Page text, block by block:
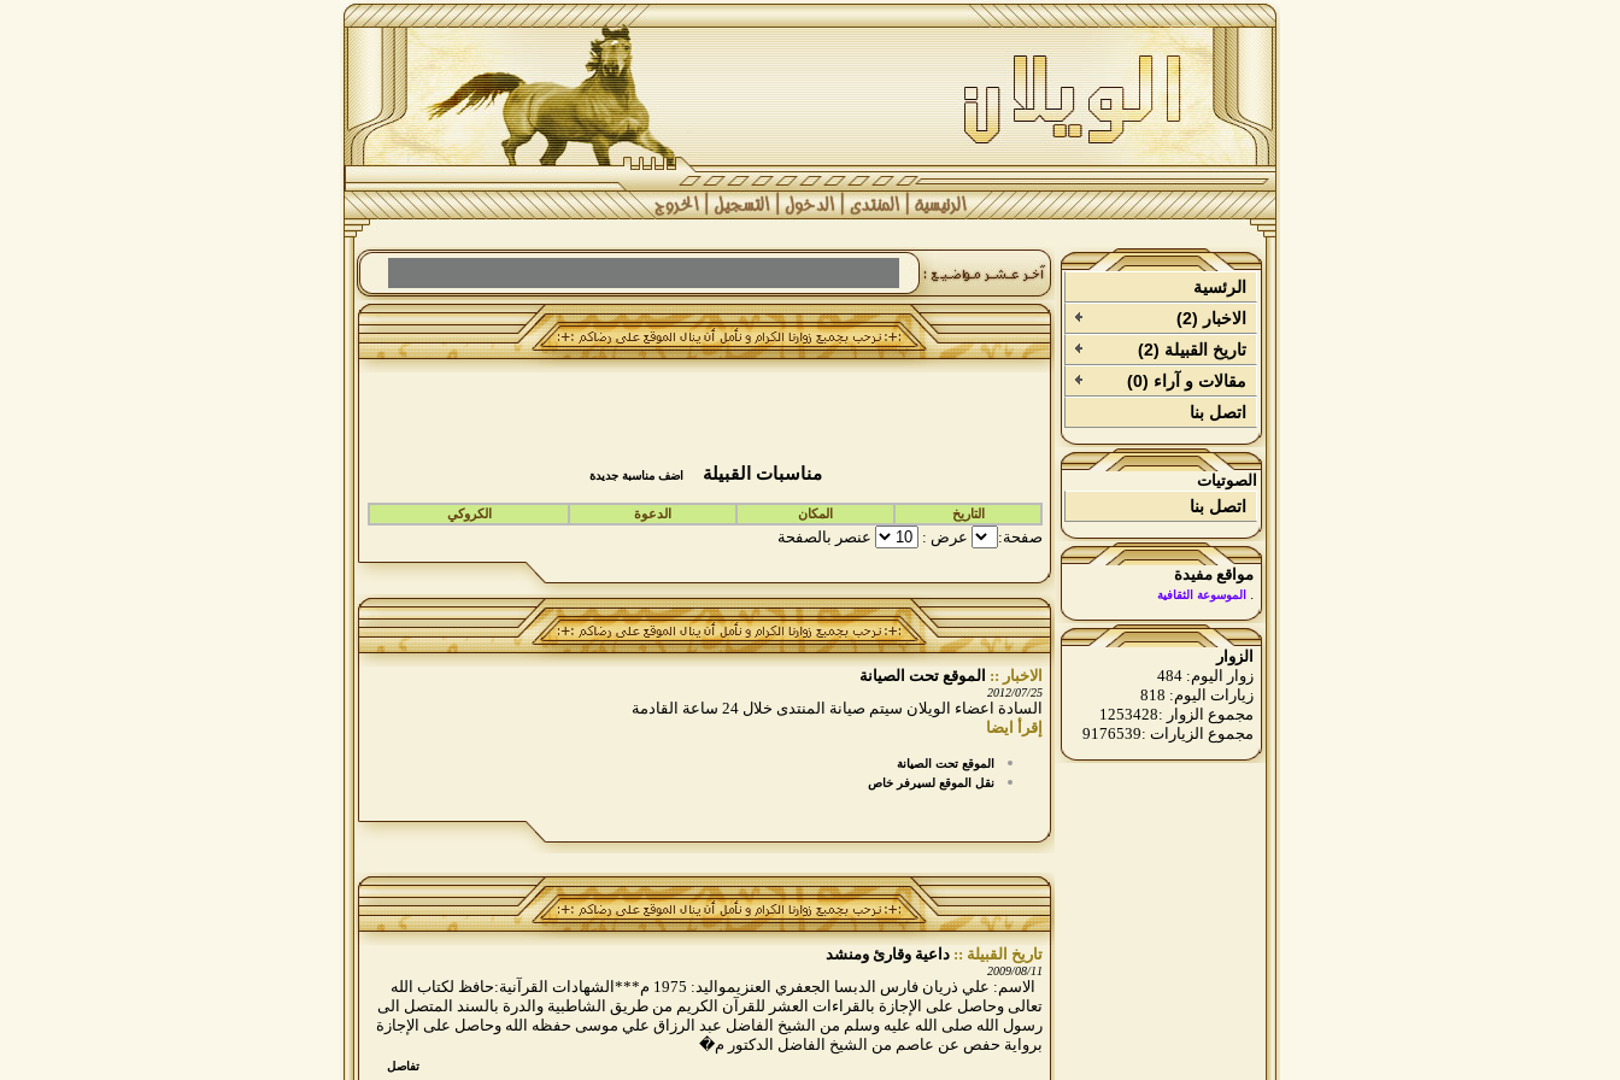
الرئسية
الاخبار (2)
تاريخ القبيلة (2)
مقالات و آراء (0)
اتصل بنا
الصوتيات
اتصل بنا
مواقع مفيدة
. الموسوعة الثقافية
الزوار
زوار اليوم: 484
زيارات اليوم: 818
مجموع الزوار :1253428
مجموع الزيارات :9176539
مناسبات القبيلة اضف مناسبة جديدة
التاريخ المكان الدعوة الكروكي
صفحة: عرض : عنصر بالصفحة
الاخبار :: الموقع تحت الصيانة
2012/07/25
السادة اعضاء الويلان سيتم صيانة المنتدى خلال 24 ساعة القادمة
إقرأ ايضا
الموقع تحت الصيانة
نقل الموقع لسيرفر خاص
تاريخ القبيلة :: داعية وقارئ ومنشد
2009/08/11
الاسم: علي ذريان فارس الدبسا الجعفري العنزيمواليد: 1975 م***الشهادات القرآنية:حافظ لكتاب الله
تعالى وحاصل على الإجازة بالقراءات العشر للقرآن الكريم من طريق الشاطبية والدرة بالسند المتصل الى
رسول الله صلى الله عليه وسلم من الشيخ الفاضل عبد الرزاق علي موسى حفظه الله وحاصل على الإجازة
برواية حفص عن عاصم من الشيخ الفاضل الدكتور م�
تفاصل